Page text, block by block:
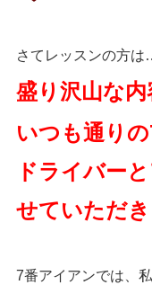
さてレッスンの方は
盛り沢山な
いつも通り
ドライバー
せていただ
7番アイアンでは、